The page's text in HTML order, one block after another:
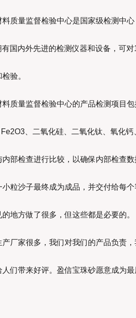
料质量监督检验中心是国家级检测中
有国内外先进的检测仪器和设备，可
验。
料质量监督检验中心的产品检测项目
Fe2O3、二氧化硅、二氧化钛、氧化钙
部检查进行比较，以确保内部检查
小粒沙子最终成为成品，并交付给每
地方做了很多，但这些都是必要的。
产厂家很多，我们对我们的产品负责
人们带来好评。盈信宝珠砂愿意成为最